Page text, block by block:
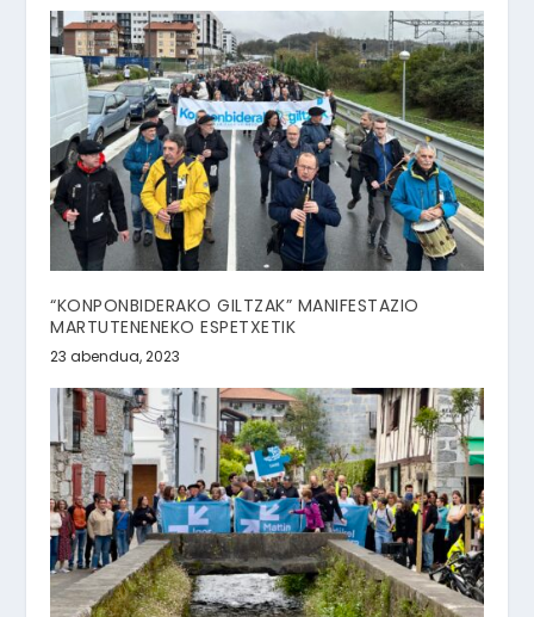
“KONPONBIDERAKO GILTZAK” MANIFESTAZIO
MARTUTENENEKO ESPETXETIK
23 abendua, 2023